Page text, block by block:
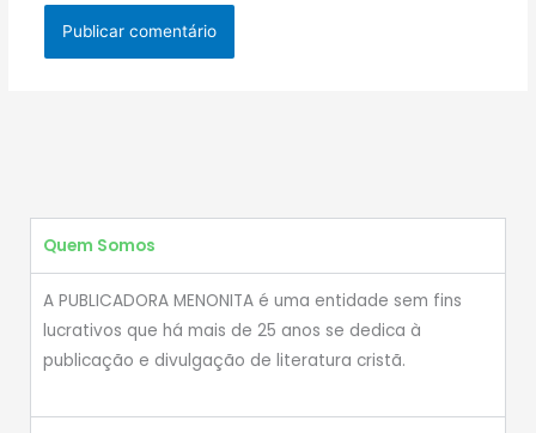
Quem Somos
A PUBLICADORA MENONITA é uma entidade sem fins
lucrativos que há mais de 25 anos se dedica à
publicação e divulgação de literatura cristã.